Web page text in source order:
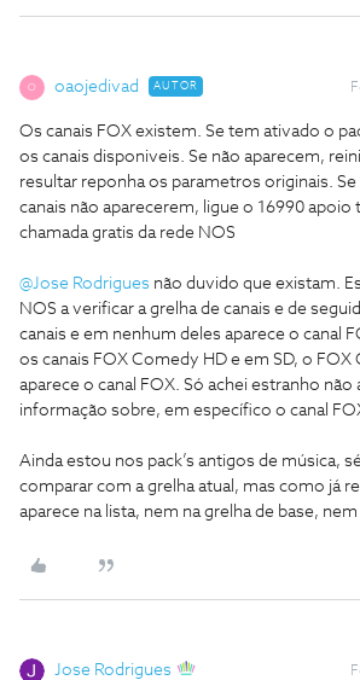
O oaojedivad AUTOR
Os canais FOX existem. Se tem ativado o
os canais disponiveis. Se não aparecem,
resultar reponha os parametros originais.
canais não aparecerem, ligue o 16990 apoio
chamada gratis da rede NOS
@Jose Rodrigues não duvido que existam.
NOS a verificar a grelha de canais e de
canais e em nenhum deles aparece o canal
os canais FOX Comedy HD e em SD, o FOX
aparece o canal FOX. Só achei estranho não
informação sobre, em específico o canal
Ainda estou nos pack’s antigos de música,
comparar com a grelha atual, mas como já
aparece na lista, nem na grelha de base,
Jose Rodrigues